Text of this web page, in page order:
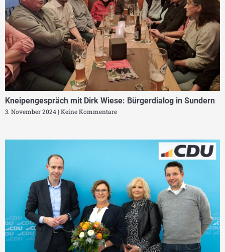
Kneipengespräch mit Dirk Wiese: Bürgerdialog in Sundern
3. November 2024 Keine Kommentare